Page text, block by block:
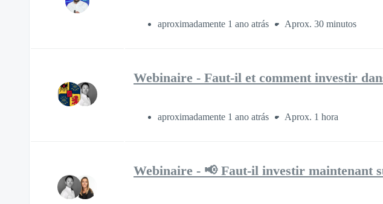
aproximadamente 1 ano atrás Aprox. 30 minutos
Webinaire - Faut-il et comment investir
aproximadamente 1 ano atrás Aprox. 1 hora
Webinaire - 📢 Faut-il investir maintenant